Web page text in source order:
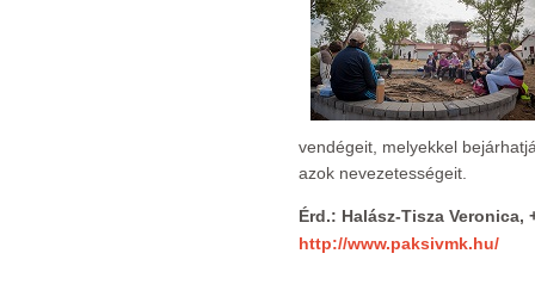
vendégeit, melyekkel
azok nevezetességeit.
Érd.: Halász-Tisza Veronica,
http://www.paksivmk.hu/